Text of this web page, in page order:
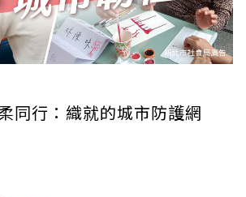
同行：織就的城市防護網